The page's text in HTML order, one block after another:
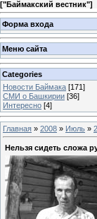
["Баймакский вестник"]
Форма входа
Меню сайта
Categories
Новости Баймака [171]
СМИ о Башкирии [36]
Интересно [4]
Главная » 2008 » Июль »
Нельзя сидеть сложа